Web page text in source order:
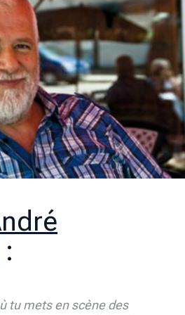
:
tu mets en scène des